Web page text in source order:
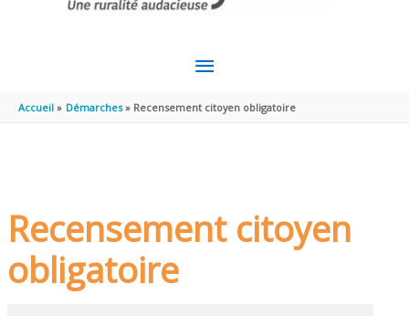
MENU
PRINCIPAL
Accueil Démarches Recensement citoyen obligatoire
Recensement citoyen
obligatoire